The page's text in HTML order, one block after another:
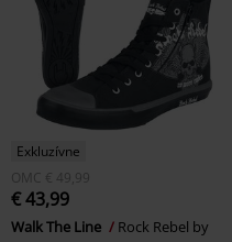
Exkluzívne
OMC € 49,99
€ 43,99
Walk The Line
Rock Rebel by